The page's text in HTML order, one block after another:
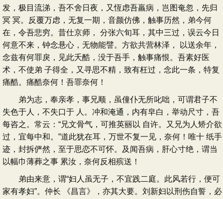
发，极目流涕，吾不舍日夜，又恆虑吾羸病，岂图奄忽，先归
冥 冥。反覆万虑，无复一期，音颜仿佛，触事历然，弟今何
在，令吾悲穷。昔仕京师， 分张六旬耳，其中三过，误云今日
何意不来，钟念悬心，无物能譬。方欲共营林泽， 以送余年，
念兹有何罪戾，见此夭酷，没于吾手，触事痛恨。吾素好医
术，不使弟 子得全，又寻思不精，致有枉过，念此一条，特复
痛酷。痛酷奈何！吾罪奈何！
弟为志，奉亲孝，事兄顺，虽僮仆无所叱咄，可谓君子不
失色于人，不失口于 人。冲和淹通，内有皁白，举动尺寸，吾
每咨之。常云：“兄文骨气，可推英丽以 自许。又兄为人矫介欲
过，宜每中和。”道此犹在耳，万世不复一见，奈何！唯十 纸手
迹，封拆俨然，至于思恋不可怀。及闻吾病，肝心寸绝，谓当
以幅巾薄葬之事 累汝，奈何反相殡送！
弟由来意，谓“妇人虽无子，不宜践二庭。此风若行，便可
家有孝妇”。仲长 《昌言》，亦其大要。刘新妇以刑伤自誓，必